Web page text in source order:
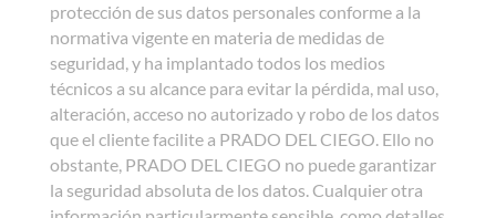
protección de sus datos personales conforme a la
normativa vigente en materia de medidas de
seguridad, y ha implantado todos los medios
técnicos a su alcance para evitar la pérdida, mal uso,
alteración, acceso no autorizado y robo de los datos
que el cliente facilite a PRADO DEL CIEGO. Ello no
obstante, PRADO DEL CIEGO no puede garantizar
la seguridad absoluta de los datos. Cualquier otra